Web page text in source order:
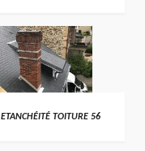
>
ETANCHÉITÉ TOITURE 56